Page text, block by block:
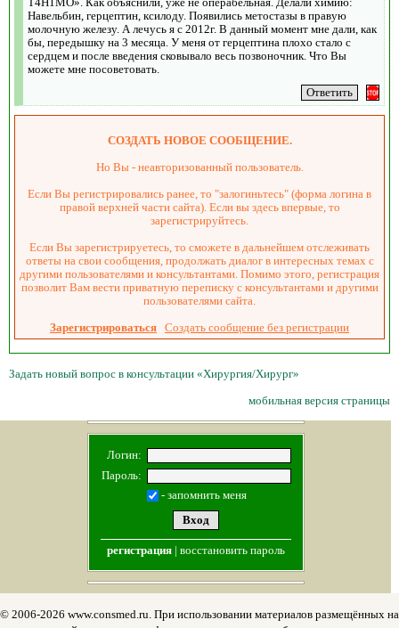
Навельбин, герцептин, ксилоду. Появились метостазы в правую
молочную железу. А лечусь я с 2012г. В данный момент мне дали, как
бы, передышку на 3 месяца. У меня от герцептина плохо стало с
сердцем и после введения сковывало весь позвоночник. Что Вы
можете мне посоветовать.
СОЗДАТЬ НОВОЕ СООБЩЕНИЕ.
Но Вы - неавторизованный пользователь.
Если Вы регистрировались ранее, то "залогиньтесь" (форма логина в
правой верхней части сайта). Если вы здесь впервые, то
зарегистрируйтесь.
Если Вы зарегистрируетесь, то сможете в дальнейшем отслеживать
ответы на свои сообщения, продолжать диалог в интересных темах с
другими пользователями и консультантами. Помимо этого, регистрация
позволит Вам вести приватную переписку с консультантами и другими
пользователями сайта.
Зарегистрироваться Создать сообщение без регистрации
Задать новый вопрос в консультации «Хирургия/Хирург»
мобильная версия страницы
Логин:
Пароль:
- запомнить меня
регистрация| восстановить пароль
© 2006-2026 www.consmed.ru. При использовании материалов размещённых на